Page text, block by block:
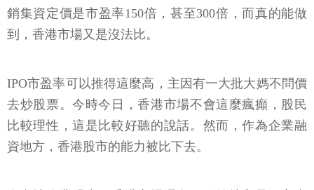
銷集資定價是市盈率150倍，甚至300倍，而真的能做
到，香港市場又是沒法比。
IPO市盈率可以推得這麼高，主因有一大批大媽不問價
去炒股票。今時今日，香港市場不會這麼瘋癲，股民
比較理性，這是比較好聽的說話。然而，作為企業融
資地方，香港股市的能力被比下去。